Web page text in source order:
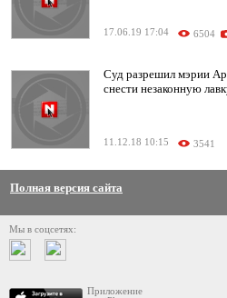
17.06.19 17:04 6504
Суд разрешил мэрии
снести незаконную
11.12.18 10:15 3541
Полная версия сайта
Мы в соцсетях:
Приложение